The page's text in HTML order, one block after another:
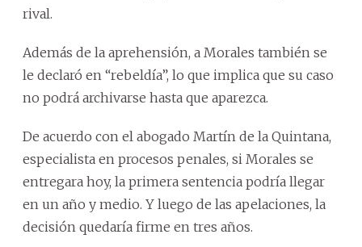
rival.
Además de la aprehensión, a Morales también se
le declaró en “rebeldía”, lo que implica que su caso
no podrá archivarse hasta que aparezca.
De acuerdo con el abogado Martín de la Quintana,
especialista en procesos penales, si Morales se
entregara hoy, la primera sentencia podría llegar
en un año y medio. Y luego de las apelaciones, la
decisión quedaría firme en tres años.